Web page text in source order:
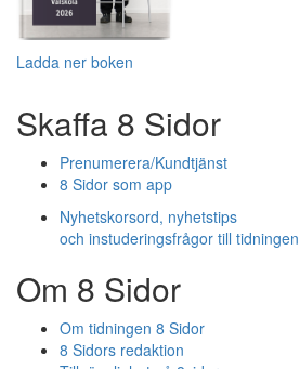
Ladda ner boken
Skaffa 8 Sidor
Prenumerera/Kundtjänst
8 Sidor som app
Nyhetskorsord, nyhetstips
och instuderingsfrågor till tidningen
Om 8 Sidor
Om tidningen 8 Sidor
8 Sidors redaktion